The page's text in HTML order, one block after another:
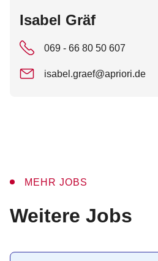
:Isabel Gräf
069 - 66 80 50 607
isabel.graef@apriori.de
MEHR JOBS
:
Weitere Jobs